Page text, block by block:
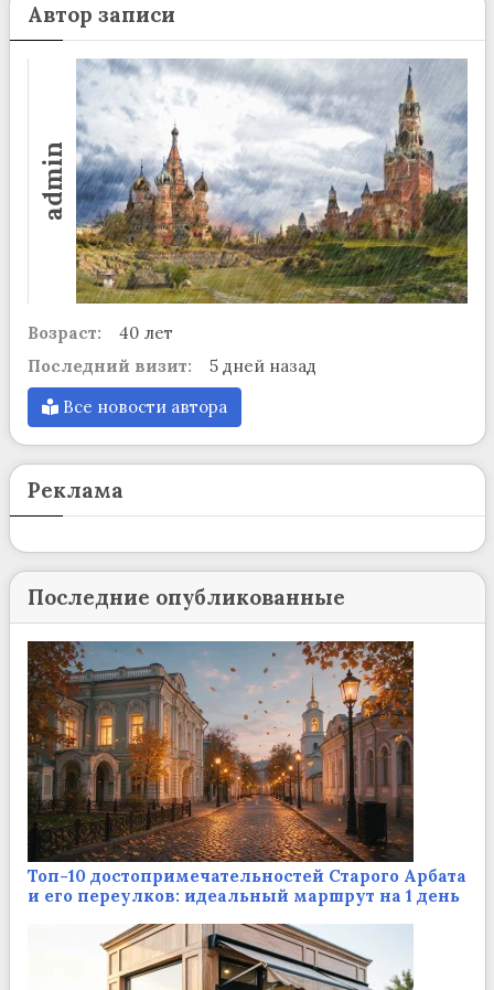
Автор записи
admin
Возраст:
40 лет
Последний визит:
5 дней назад
Все новости автора
Реклама
Последние опубликованные
Топ-10 достопримечательностей Старого Арбата
и его переулков: идеальный маршрут на 1 день